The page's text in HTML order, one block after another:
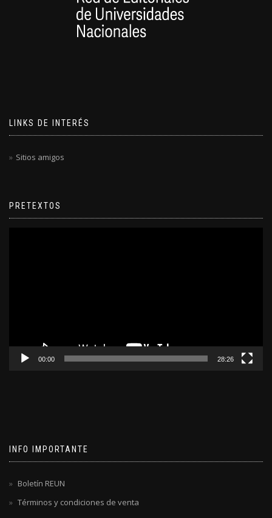
LINKS DE INTERÉS
Sitios amigos
PRETEXTOS
00:00 28:26
INFO IMPORTANTE
Boletín REUN
Términos y condiciones de venta